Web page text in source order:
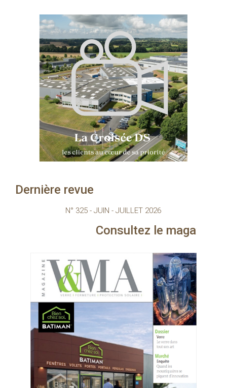
Dernière revue
N° 325 - JUIN - JUILLET 2026
Consultez le magazine